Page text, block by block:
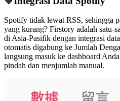
Spotify tidak lewat RSS, sehingga
yang kurang? Firstory adalah satu-
di Asia-Pasifik dengan integrasi
otomatis digabung ke Jumlah
langsung masuk ke dashboard
pindah dan menjumlah manual.